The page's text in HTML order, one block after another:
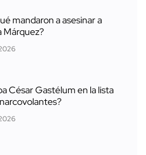
mandaron a asesinar a
Márquez?
César Gastélum en la lista